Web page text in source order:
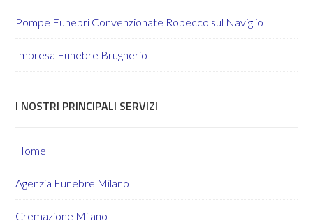
Pompe Funebri Convenzionate Robecco sul Naviglio
Impresa Funebre Brugherio
I NOSTRI PRINCIPALI SERVIZI
Home
Agenzia Funebre Milano
Cremazione Milano